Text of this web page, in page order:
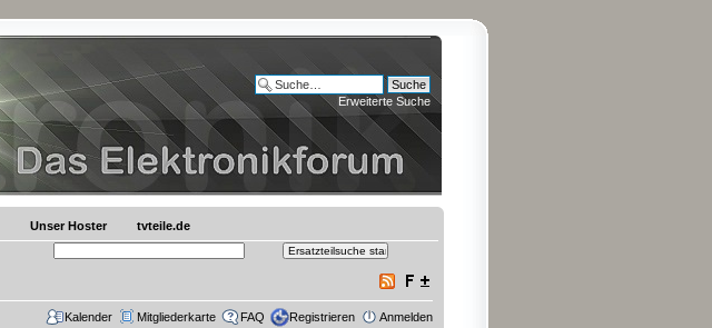
Erweiterte Suche
Unser Hoster tvteile.de
Kalender Mitgliederkarte FAQ Registrieren Anmelden